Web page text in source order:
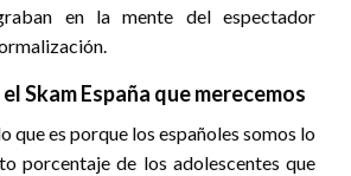
en la mente del espectador
Skam España que merecemos
que es porque los españoles somos lo
porcentaje de los adolescentes que